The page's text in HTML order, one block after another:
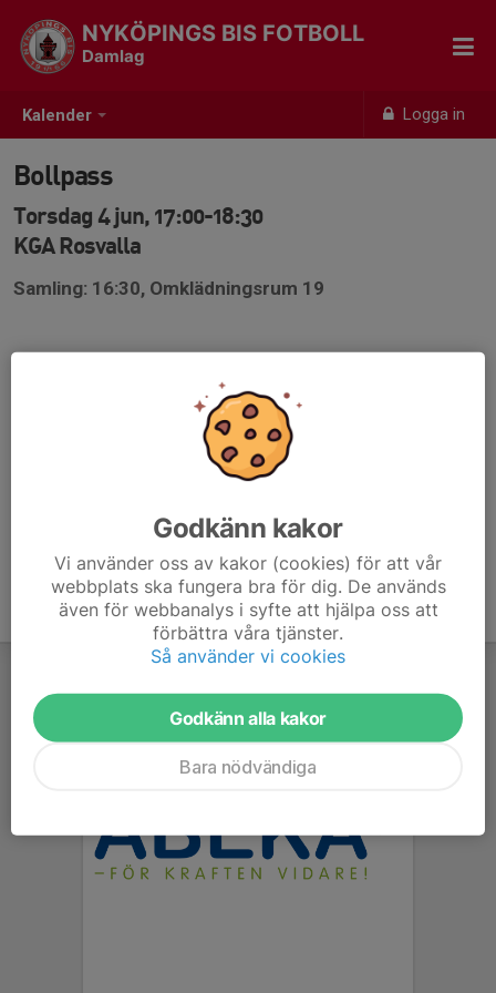
Kalender Logga in
NYKÖPINGS BIS FOTBOLL
Damlag
Bollpass
Torsdag 4 jun, 17:00-18:30
KGA Rosvalla
Samling: 16:30, Omklädningsrum 19
Godkänn kakor
Vi använder oss av kakor (cookies) för att vår
webbplats ska fungera bra för dig. De används
även för webbanalys i syfte att hjälpa oss att
förbättra våra tjänster.
Så använder vi cookies
Godkänn alla kakor
Bara nödvändiga